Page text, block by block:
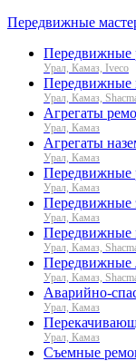
Передвижные
Передвижные
Урал, Камаз, Iveco
Передвижные
Урал, Камаз,
Агрегаты
Урал, Камаз
Агрегаты
Урал, Камаз
Передвижные
Урал, Камаз
Передвижные
Урал, Камаз
Передвижные
Урал, Камаз,
Передвижные
Урал, Камаз,
Аварийно-
Урал, Камаз
Урал, Камаз
Съемные